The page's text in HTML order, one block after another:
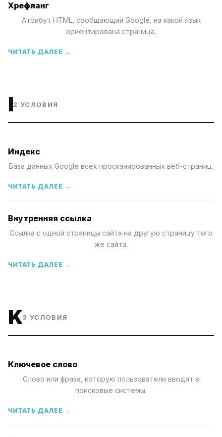
Хрефланг
Атрибут HTML, сообщающий Google, на какой язык
ориентирована страница.
ЧИТАТЬ ДАЛЕЕ →
I2 УСЛОВИЯ
Индекс
База данных Google всех просканированных веб-страниц.
ЧИТАТЬ ДАЛЕЕ →
Внутренняя ссылка
Ссылка с одной страницы сайта на другую страницу того
же сайта.
ЧИТАТЬ ДАЛЕЕ →
K3 УСЛОВИЯ
Ключевое слово
Слово или фраза, которую пользователи вводят в
поисковые системы.
ЧИТАТЬ ДАЛЕЕ →